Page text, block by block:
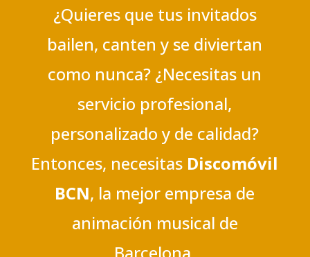
¿Quieres que tus invitados
bailen, canten y se diviertan
como nunca? ¿Necesitas un
servicio profesional,
personalizado y de calidad?
Entonces, necesitas Discomóvil
BCN, la mejor empresa de
animación musical de